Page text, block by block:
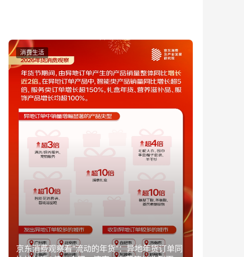
京东消费观察看“流动的年货”：异地年货订单同
消费生活